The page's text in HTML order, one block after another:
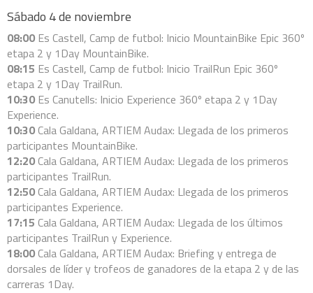
1DAY EXPERIENCE
1DAY MOUNTAINBIKE
ESPAÑOL
CATALÀ
ENGLISH
Sábado 4 de noviembre
08:00 Es Castell, Camp de futbol: Inicio MountainBike Epic 360º
etapa 2 y 1Day MountainBike.
08:15 Es Castell, Camp de futbol: Inicio TrailRun Epic 360º
etapa 2 y 1Day TrailRun.
10:30 Es Canutells: Inicio Experience 360º etapa 2 y 1Day
Experience.
10:30 Cala Galdana, ARTIEM Audax: Llegada de los primeros
participantes MountainBike.
12:20 Cala Galdana, ARTIEM Audax: Llegada de los primeros
participantes TrailRun.
12:50 Cala Galdana, ARTIEM Audax: Llegada de los primeros
participantes Experience.
17:15 Cala Galdana, ARTIEM Audax: Llegada de los últimos
participantes TrailRun y Experience.
18:00 Cala Galdana, ARTIEM Audax: Briefing y entrega de
dorsales de líder y trofeos de ganadores de la etapa 2 y de las
carreras 1Day.